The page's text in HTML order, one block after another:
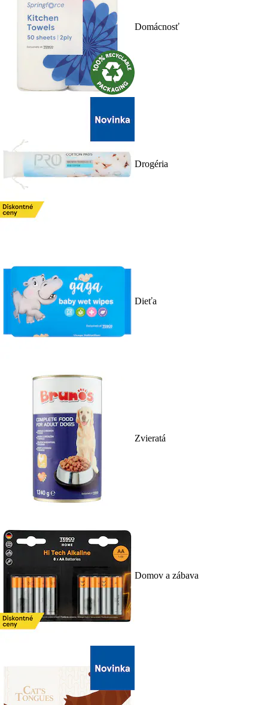
Domácnosť
Drogéria
Dieťa
Zvieratá
Domov a zábava